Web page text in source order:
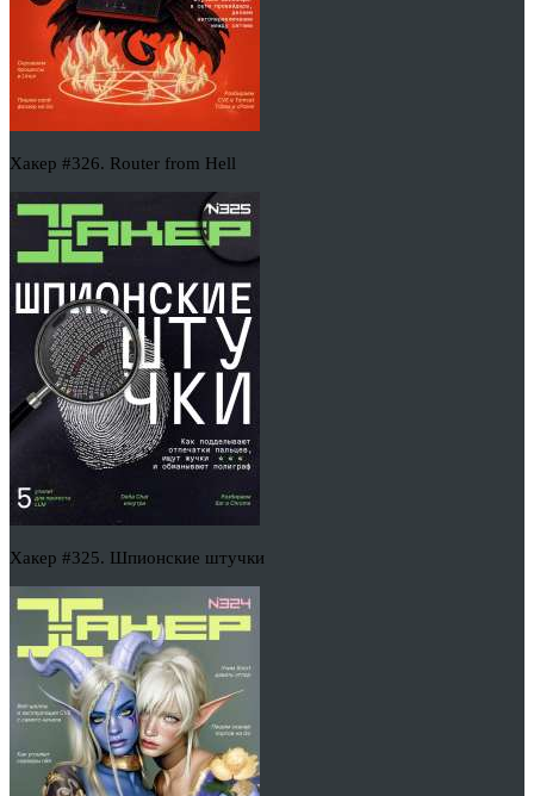
Хакер #326. Router from Hell
Хакер #325. Шпионские штучки